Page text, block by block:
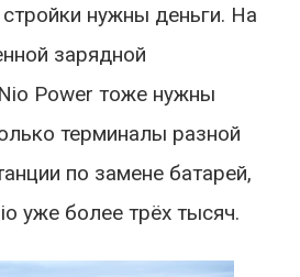
стройки нужны деньги. На
зарядной
Power тоже нужны
терминалы разной
по замене батарей,
уже более трёх тысяч.